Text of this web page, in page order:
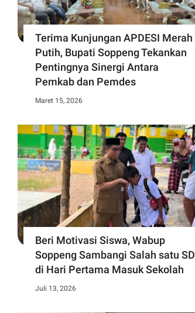
Terima Kunjungan APDESI Merah
Putih, Bupati Soppeng Tekankan
Pentingnya Sinergi Antara
Pemkab dan Pemdes
Maret 15, 2026
Beri Motivasi Siswa, Wabup
Soppeng Sambangi Salah satu SD
di Hari Pertama Masuk Sekolah
Juli 13, 2026